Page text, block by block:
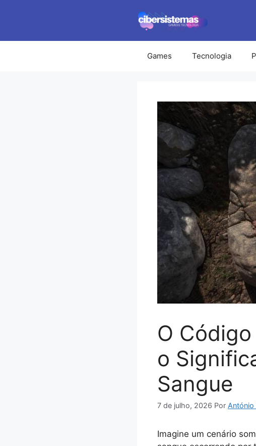
conteúdo
Games Tecnologia
O
o
Sangue
7 de julho, 2026 Por António
Imagine um cenário